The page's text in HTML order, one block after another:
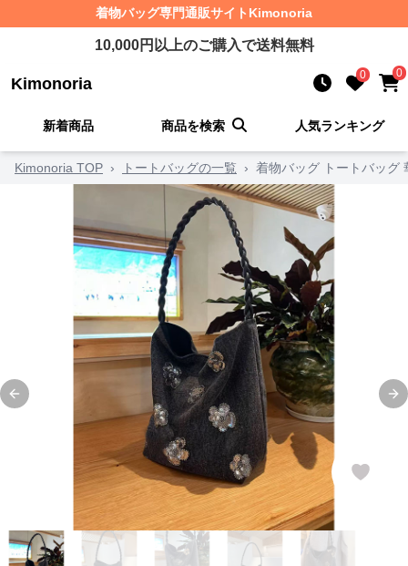
着物バッグ専門通販サイト Kimonoria
10,000円以上のご購入で送料無料
Kimonoria 0 0
新着商品 商品を検索 人気ランキング
Kimonoria TOP › トートバッグの一覧 › 着物バッグ トートバッグ
Previous slide